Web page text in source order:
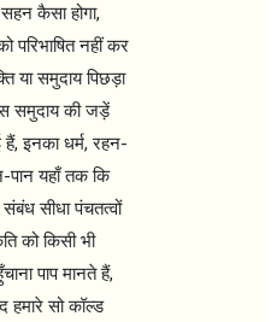
कैसा होगा,
परिभाषित नहीं कर
या समुदाय पिछड़ा
समुदाय की जड़ें
इनका धर्म, रहन-
पान यहाँ तक कि
सीधा पंचतत्वों
को किसी भी
पाप मानते हैं,
हमारे सो कॉल्ड